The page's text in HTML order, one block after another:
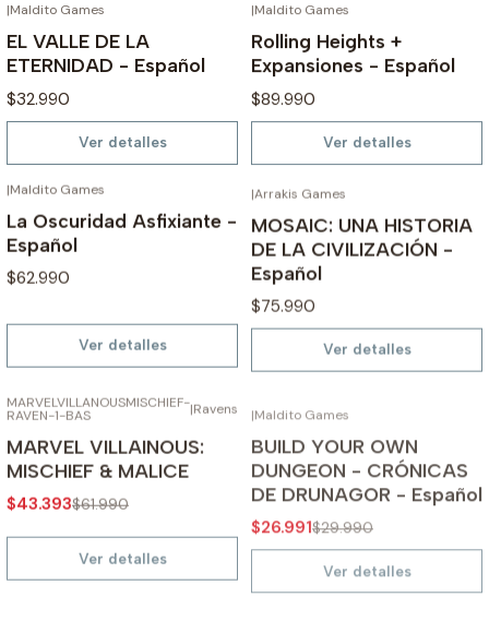
|Maldito Games
EL VALLE DE LA
ETERNIDAD - Español
$32.990
Ver detalles
|Maldito Games
Rolling Heights +
Expansiones - Español
$89.990
Ver detalles
|Maldito Games
La Oscuridad Asfixiante -
Español
$62.990
Ver detalles
|Arrakis Games
MOSAIC: UNA HISTORIA
DE LA CIVILIZACIÓN -
Español
$75.990
Ver detalles
-30%
RAVEN-1-BAS
MISCHIEF & MALICE
$43.393
-10%
BUILD YOUR OWN
DUNGEON - CRÓNICAS
DE DRUNAGOR - Español
$26.991$29.990
AGOTADO
|Maldito Games